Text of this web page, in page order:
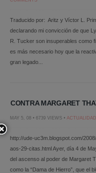
Traducido por: Aritz y Víctor L.
declarando mi convicción de que
R. Tucker son insuperables como
es más necesario hoy que la
gran legado...
CONTRA MARGARET
MAY 5, 08 • 6739 VIEWS • ACTUALIDAD
http://ude-uc3m.blogspot.com/
aos-29-citas.html Ayer, día 4 de
del ascenso al poder de Margaret
como la “Dama de Hierro”, que el